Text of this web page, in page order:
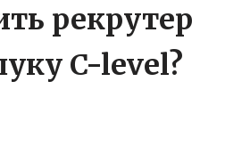
рекрутер
C-level?